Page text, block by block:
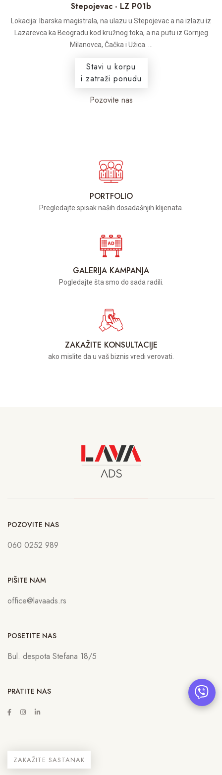
Stepojevac - LZ P01b
Lokacija: Ibarska magistrala, na ulazu u Stepojevac a na izlazu iz
Lazarevca ka Beogradu kod kružnog toka, a na putu iz Gornjeg
Milanovca, Čačka i Užica. ...
Stavi u korpu
i zatraži ponudu
Pozovite nas
PORTFOLIO
Pregledajte spisak naših dosadašnjih klijenata.
GALERIJA KAMPANJA
Pogledajte šta smo do sada radili.
ZAKAŽITE KONSULTACIJE
ako mislite da u vaš biznis vredi verovati.
POZOVITE NAS
060 0252 989
PIŠITE NAM
office@lavaads.rs
POSETITE NAS
Bul. despota Stefana 18/5
PRATITE NAS
ZAKAŽITE SASTANAK